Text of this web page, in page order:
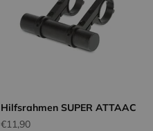
Hilfsrahmen SUPER ATTAAC
Angebot
€11,90